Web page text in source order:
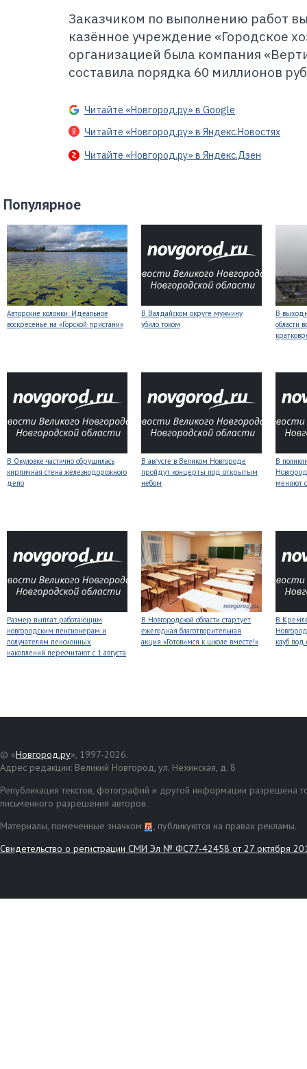
Заказчиком по выполнению работ
казённое учреждение «Городское
организацией была компания
составила порядка 60 миллионов
Читайте «Новгород.ру» в Google
Читайте «Новгород.ру» в Яндекс.Новостях
Читайте «Новгород.ру» в Яндекс.Дзен
Популярное
Авторские колонки: Идеальное
воскресенье на «Горской пристани»
В Валдайском округе мужчину
убило током
В
области
В Окуловке частично обрушилась
кирпичная стена железнодорожного
депо
В августе в Великом Новгороде
пройдут концерты под открытым
небом
В
меняют
Размер выплат работающим
новгородским пенсионерам и
получателям пенсионных
накоплений пересчитают с 1 августа
В Новгородской области стартует
ежегодная благотворительная
акция «Готовимся к школе вместе!»
В
клуб
© «Новгород.ру», 1997-2026.
Адрес редакции: Великий Новгород, ул. Нехинская, д. 8
Републикация текстов, фотографий и другой информации разрешена
письменного разрешения авторов.
Материалы, помеченные значком
, публикуются на правах рекламы.
Свидетельство о регистрации СМИ Эл № ФС77-42458 от 27 октября